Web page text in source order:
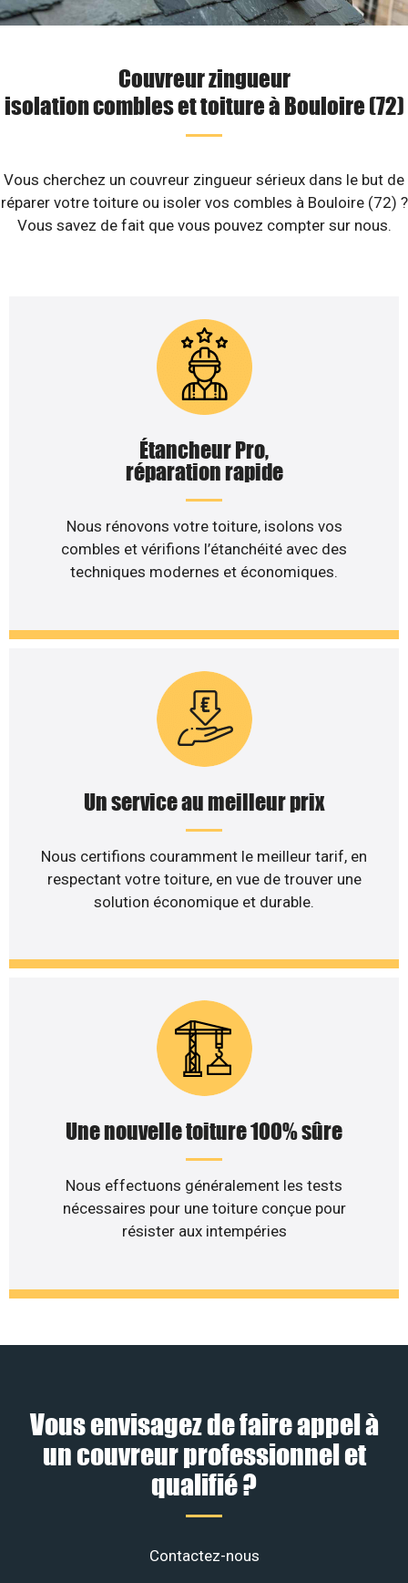
Couvreur zingueur
isolation combles et toiture à Bouloire (72)
Vous cherchez un couvreur zingueur sérieux dans le but de
réparer votre toiture ou isoler vos combles à Bouloire (72) ?
Vous savez de fait que vous pouvez compter sur nous.
Étancheur Pro,
réparation rapide
Nous rénovons votre toiture, isolons vos
combles et vérifions l’étanchéité avec des
techniques modernes et économiques.
Un service au meilleur prix
Nous certifions couramment le meilleur tarif, en
respectant votre toiture, en vue de trouver une
solution économique et durable.
Une nouvelle toiture 100% sûre
Nous effectuons généralement les tests
nécessaires pour une toiture conçue pour
résister aux intempéries
Vous envisagez de faire appel à
un couvreur professionnel et
qualifié ?
Contactez-nous